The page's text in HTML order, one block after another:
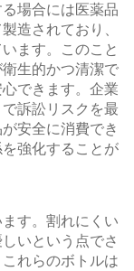
場合には医薬品
造されており、
ます。このこと
生的かつ清潔で
できます。企業
訴訟リスクを最
安全に消費でき
強化することが
す。割れにくい
いという点でさ
れらのボトルは